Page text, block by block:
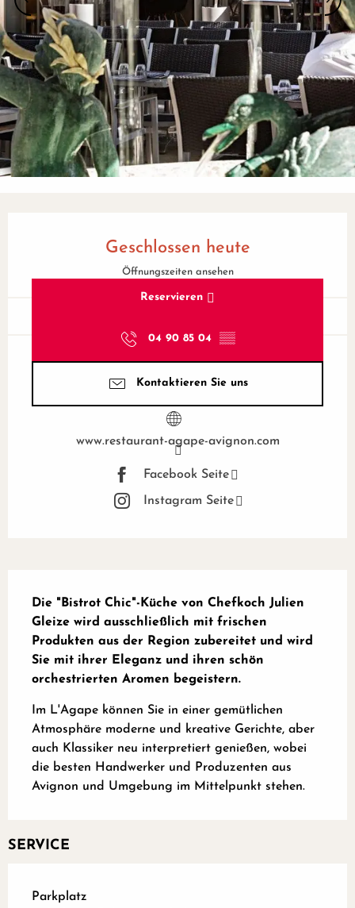
Geschlossen heute
Öffnungszeiten ansehen
Reservieren
04 90 85 04 ▒▒
Kontaktieren Sie uns
www.restaurant-agape-avignon.com
Facebook Seite
Instagram Seite
Die "Bistrot Chic"-Küche von Chefkoch Julien
Gleize wird ausschließlich mit frischen
Produkten aus der Region zubereitet und wird
Sie mit ihrer Eleganz und ihren schön
orchestrierten Aromen begeistern.
Im L'Agape können Sie in einer gemütlichen
Atmosphäre moderne und kreative Gerichte, aber
auch Klassiker neu interpretiert genießen, wobei
die besten Handwerker und Produzenten aus
Avignon und Umgebung im Mittelpunkt stehen.
SERVICE
Parkplatz